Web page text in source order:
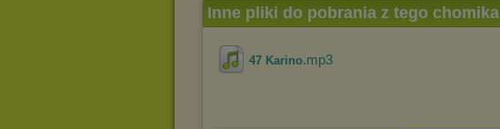
Inne pliki do pobrania z tego chomika
47 Karino.mp3